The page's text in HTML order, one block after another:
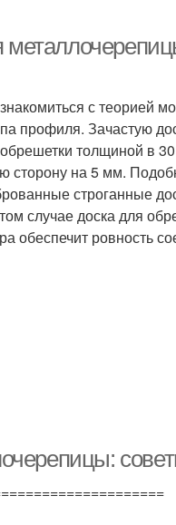
с теорией
профиля. Зачастую
толщиной в
сторону на 5 мм.
строганные
случае доска для
обеспечит ровность